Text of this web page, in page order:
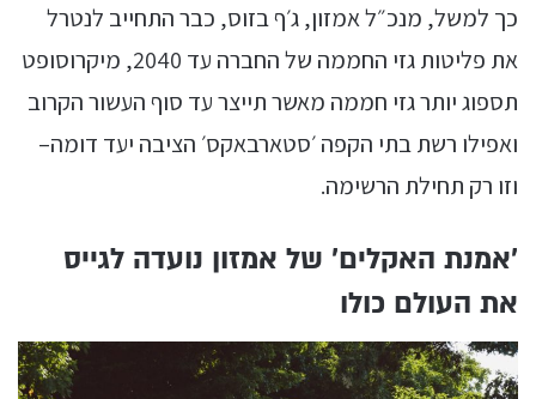
כך למשל, מנכ״ל אמזון, ג׳ף בזוס, כבר התחייב לנטרל
את פליטות גזי החממה של החברה עד 2040, מיקרוסופט
תספוג יותר גזי חממה מאשר תייצר עד סוף העשור הקרוב
ואפילו רשת בתי הקפה ׳סטארבאקס׳ הציבה יעד דומה–
וזו רק תחילת הרשימה.
׳אמנת האקלים׳ של אמזון נועדה לגייס
את העולם כולו